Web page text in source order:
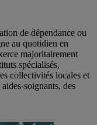
de dépendance ou
au quotidien en
majoritairement
spécialisés,
collectivités locales et
soignants, des